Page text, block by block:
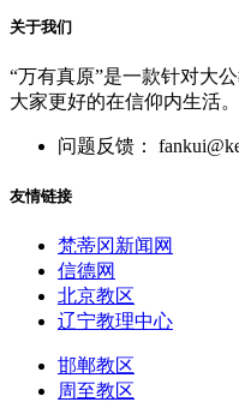
关于我们
“万有真原”是一款针对大
大家更好的在信仰内生活。
问题反馈：
友情链接
梵蒂冈新闻网
信德网
北京教区
辽宁教理中心
邯郸教区
周至教区